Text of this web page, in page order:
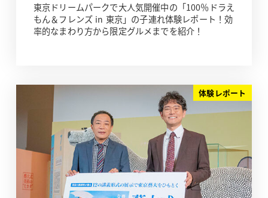
東京ドリームパークで大人気開催中の「100％ドラえ
もん＆フレンズ in 東京」の子連れ体験レポート！効
率的なまわり方から限定グルメまでを紹介！
体験レポート